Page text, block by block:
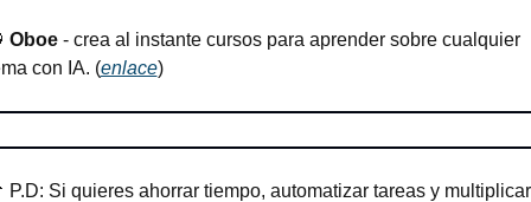
Oboe - crea al instante cursos para aprender sobre cualquier
con IA. (enlace)
P.D: Si quieres ahorrar tiempo, automatizar tareas y multiplicar